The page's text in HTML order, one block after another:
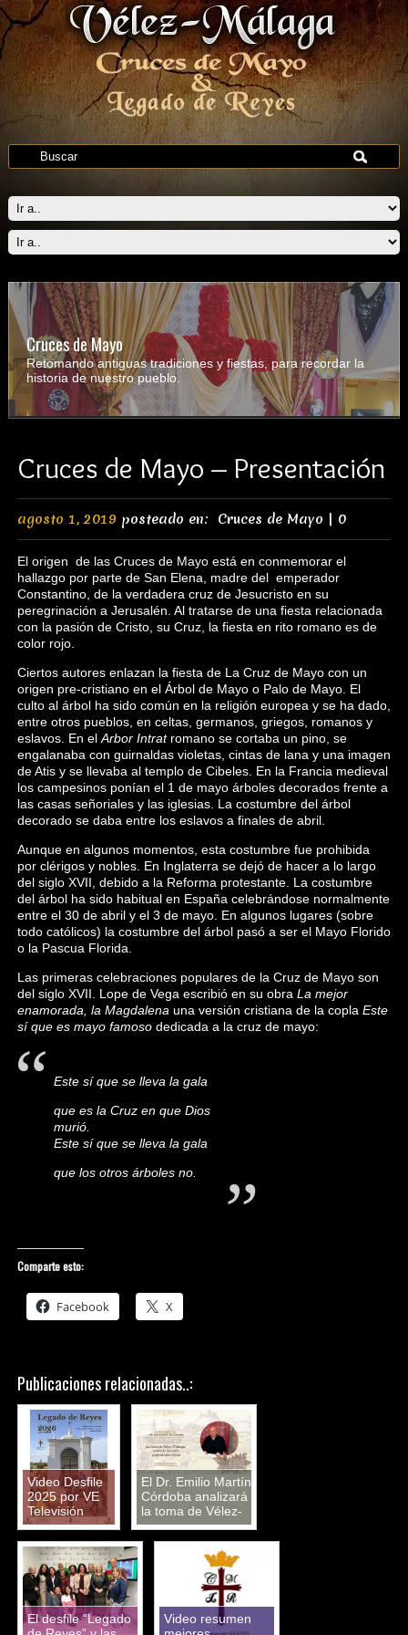
Cruces de Mayo
Retomando antiguas tradiciones y fiestas, para recordar la
historia de nuestro pueblo.
Cruces de Mayo – Presentación
agosto 1, 2019 posteado en: Cruces de Mayo | 0
El origen de las Cruces de Mayo está en conmemorar el
hallazgo por parte de San Elena, madre del emperador
Constantino, de la verdadera cruz de Jesucristo en su
peregrinación a Jerusalén.​ Al tratarse de una fiesta relacionada
con la pasión de Cristo, su Cruz, la fiesta en rito romano es de
color rojo.
Ciertos autores enlazan la fiesta de La Cruz de Mayo con un
origen pre-cristiano en el Árbol de Mayo o Palo de Mayo. El
culto al árbol ha sido común en la religión europea y se ha dado,
entre otros pueblos, en celtas, germanos, griegos, romanos y
eslavos. En el Arbor Intratromano se cortaba un pino, se
engalanaba con guirnaldas violetas, cintas de lana y una imagen
de Atis y se llevaba al templo de Cibeles.​ En la Francia medieval
los campesinos ponían el 1 de mayo árboles decorados frente a
las casas señoriales y las iglesias. La costumbre del árbol
decorado se daba entre los eslavos a finales de abril.​
Aunque en algunos momentos, esta costumbre fue prohibida
por clérigos y nobles. En Inglaterra se dejó de hacer a lo largo
del siglo XVII, debido a la Reforma protestante.​ La costumbre
del árbol ha sido habitual en España celebrándose normalmente
entre el 30 de abril y el 3 de mayo. En algunos lugares (sobre
todo católicos) la costumbre del árbol pasó a ser el Mayo Florido
o la Pascua Florida.
Las primeras celebraciones populares de la Cruz de Mayo son
del siglo XVII. Lope de Vega​ escribió en su obra La mejor
enamorada, la Magdalena una versión cristiana de la copla Este
sí que es mayo famosodedicada a la cruz de mayo:
Este sí que se lleva la gala
que es la Cruz en que Dios
murió.
Este sí que se lleva la gala
que los otros árboles no.
Comparte esto:
Facebook X
Publicaciones relacionadas..:
Video Desfile
2025 por VE
Televisión
El Dr. Emilio Martín
Córdoba analizará
la toma de Vélez-
Málaga
conferencia
El desfile “Legado
Video resumen